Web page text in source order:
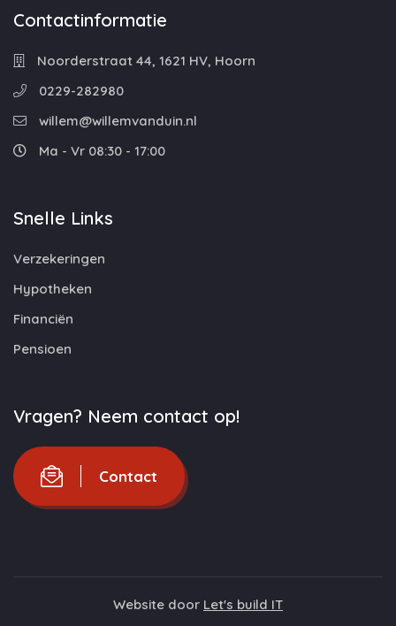
Contactinformatie
Noorderstraat 44, 1621 HV, Hoorn
0229-282980
willem@willemvanduin.nl
Ma - Vr 08:30 - 17:00
Snelle Links
Verzekeringen
Hypotheken
Financiën
Pensioen
Vragen? Neem contact op!
Contact
Website door Let's build IT